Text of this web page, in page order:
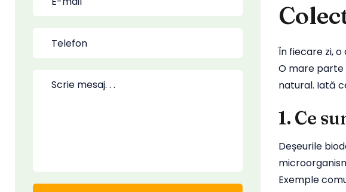
În fiecare zi,
O mare parte
natural. Iată
1. Ce
Deșeurile
Exemple